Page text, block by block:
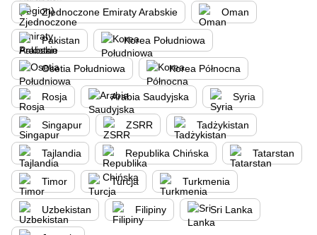
Zjednoczone Emiraty Arabskie Oman
Pakistan Korea Południowa
Osetia Południowa Korea Północna
Rosja Arabia Saudyjska Syria
Singapur ZSRR Tadżykistan
Tajlandia Republika Chińska Tatarstan
Timor Turcja Turkmenia
Uzbekistan Filipiny Sri Lanka